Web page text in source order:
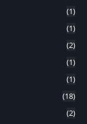
(1)
(1)
(2)
(1)
(1)
(18)
(2)